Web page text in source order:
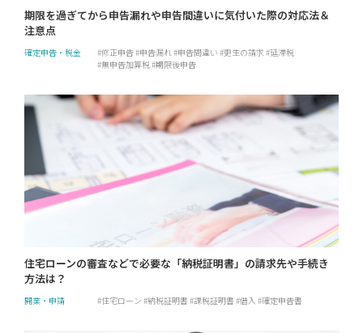
期限を過ぎてから申告漏れや申告間違いに気付いた際の対応法＆
注意点
確定申告・税金 修正申告 申告漏れ 申告間違い 更生の請求 延滞税
無申告加算税 期限後申告
住宅ローンの審査などで必要な「納税証明書」の請求先や手続き
方法は？
開業・申請 住宅ローン 納税証明書 課税証明書 借入 確定申告書